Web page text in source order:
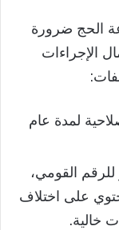
الحج ضرورة
الإجراءات
لمدة عام
القومي،
على اختلاف
خالية.